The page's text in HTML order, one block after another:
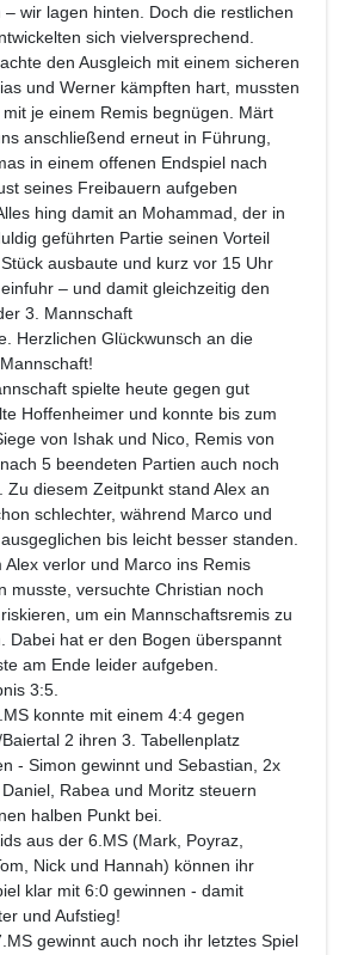
– wir lagen hinten. Doch die restlichen
sich vielversprechend.
den Ausgleich mit einem sicheren
und Werner kämpften hart, mussten
je einem Remis begnügen. Märt
anschließend erneut in Führung,
in einem offenen Endspiel nach
seines Freibauern aufgeben
hing damit an Mohammad, der in
geführten Partie seinen Vorteil
ausbaute und kurz vor 15 Uhr
– und damit gleichzeitig den
3. Mannschaft
Herzlichen Glückwunsch an die
spielte heute gegen gut
Hoffenheimer und konnte bis zum
von Ishak und Nico, Remis von
5 beendeten Partien auch noch
Zu diesem Zeitpunkt stand Alex an
schlechter, während Marco und
bis leicht besser standen.
Alex verlor und Marco ins Remis
musste, versuchte Christian noch
um ein Mannschaftsremis zu
Dabei hat er den Bogen überspannt
am Ende leider aufgeben.
3:5.
konnte mit einem 4:4 gegen
2 ihren 3. Tabellenplatz
- Simon gewinnt und Sebastian, 2x
Rabea und Moritz steuern
halben Punkt bei.
aus der 6.MS (Mark, Poyraz,
Nick und Hannah) können ihr
klar mit 6:0 gewinnen - damit
und Aufstieg!
gewinnt auch noch ihr letztes Spiel